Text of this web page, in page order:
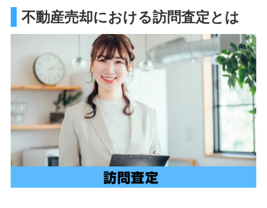
不動産売却における訪問査定とは